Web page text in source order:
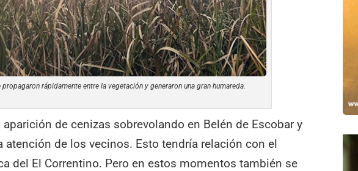
propagaron rápidamente entre la vegetación y generaron una gran humareda.
de cenizas sobrevolando en Belén de Escobar y
atención de los vecinos. Esto tendría relación con el
del El Correntino. Pero en estos momentos también se